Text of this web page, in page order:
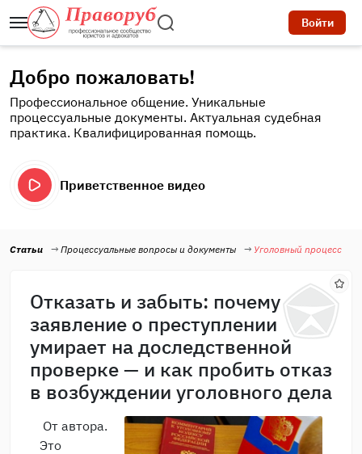
Войти
Добро пожаловать!
Профессиональное общение. Уникальные
процессуальные документы. Актуальная судебная
практика. Квалифицированная помощь.
Приветственное видео
Статьи Процессуальные вопросы и документы Уголовный процесс
Отказать и забыть: почему
заявление о преступлении
умирает на доследственной
проверке — и как пробить отказ
в возбуждении уголовного дела
От автора.
Это